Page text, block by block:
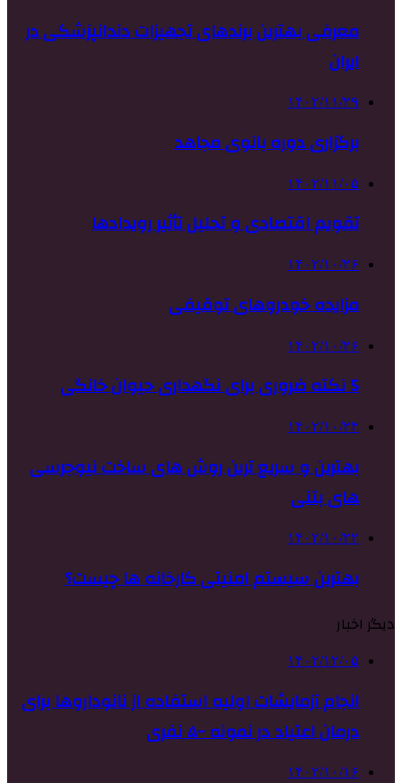
معرفی بهترین برندهای تجهیزات دندانپزشکی در
ایران
۱۴۰۲/۱۱/۲۹
برگزاری دوره بانوی مجاهد
۱۴۰۲/۱۱/۰۵
تقویم اقتصادی و تحلیل تأثیر رویدادها
۱۴۰۲/۱۰/۲۶
مزایده خودروهای توقیفی
۱۴۰۲/۱۰/۲۶
5 نکته ضروری برای نگهداری حیوان خانگی
۱۴۰۲/۱۰/۲۳
بهترین و سریع ترین روش های ساخت نیوجرسی
های بتنی
۱۴۰۲/۱۰/۲۲
بهترین سیستم امنیتی کارخانه ها چیست؟
دیگر اخبار
۱۴۰۲/۱۲/۰۵
انجام آزمایشات اولیه استفاده از نانوداروها برای
درمان اعتیاد در نمونه ۵۰۰ نفری
۱۴۰۲/۱۰/۱۶